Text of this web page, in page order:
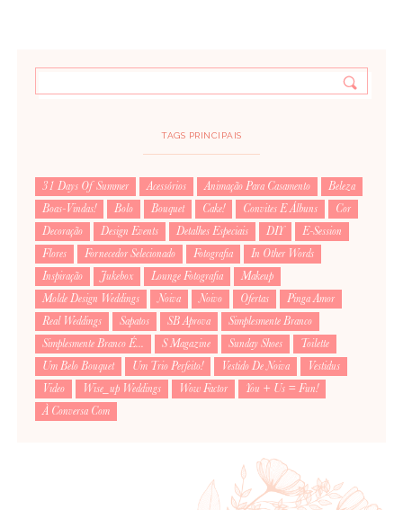
TAGS PRINCIPAIS
31 Days Of Summer Acessórios Animação Para Casamento
Beleza
Boas-Vindas!
Bolo Bouquet Cake! Convites E Álbuns
Cor
Decoração
Design Events Detalhes Especiais DIY
E-Session
Flores
Fornecedor Selecionado Fotografia
In Other Words
Inspiração
Jukebox Lounge Fotografia
Makeup
Molde Design Weddings
Noiva Noivo Ofertas
Pinga Amor
Real Weddings
Sapatos SB Aprova
Simplesmente Branco
Simplesmente Branco É...
S Magazine Sunday Shoes
Toilette
Um Belo Bouquet
Um Trio Perfeito! Vestido De Noiva
Vestidus
Video
Wise_up Weddings Wow Factor
You + Us = Fun!
À Conversa Com